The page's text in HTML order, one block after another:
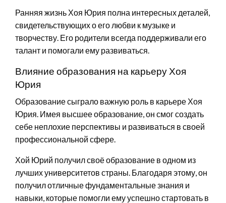
Ранняя жизнь Хоя Юрия полна интересных деталей,
свидетельствующих о его любви к музыке и
творчеству. Его родители всегда поддерживали его
талант и помогали ему развиваться.
Влияние образования на карьеру Хоя
Юрия
Образование сыграло важную роль в карьере Хоя
Юрия. Имея высшее образование, он смог создать
себе неплохие перспективы и развиваться в своей
профессиональной сфере.
Хой Юрий получил своё образование в одном из
лучших университетов страны. Благодаря этому, он
получил отличные фундаментальные знания и
навыки, которые помогли ему успешно стартовать в